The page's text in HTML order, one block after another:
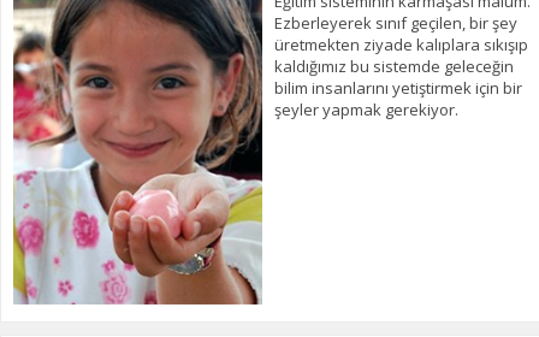
Ezberleyerek sınıf geçilen, bir şey
üretmekten ziyade kalıplara sıkışıp
kaldığımız bu sistemde geleceğin
bilim insanlarını yetiştirmek için bir
şeyler yapmak gerekiyor.